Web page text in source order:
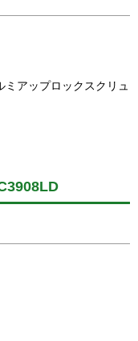
ミアップロックスクリュ